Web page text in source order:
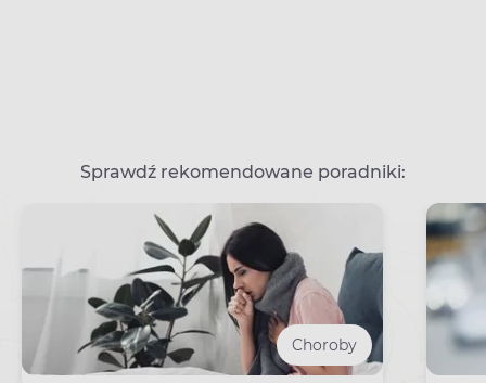
Sprawdź rekomendowane poradniki:
Choroby